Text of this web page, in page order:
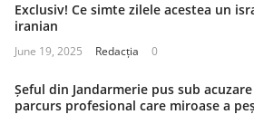
Exclusiv! Ce simte zilele acestea un
iranian
June 19, 2025 Redacția 0
Șeful din Jandarmerie pus sub
parcurs profesional care miroase a